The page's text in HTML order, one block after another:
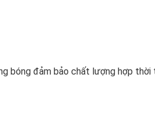
bóng đảm bảo chất lượng hợp thời